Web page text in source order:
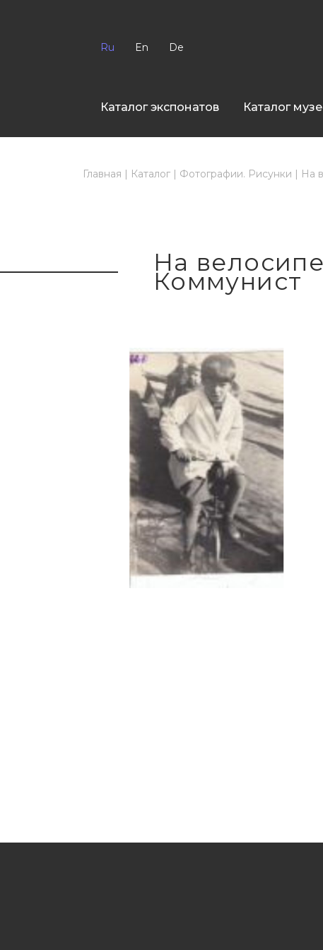
Ru En De
Каталог экспонатов Каталог
Главная | Каталог | Фотографии. Рисунки | На
На
Коммунист